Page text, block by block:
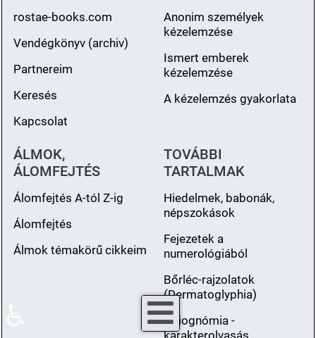
rostae-books.com
Vendégkönyv (archiv)
Partnereim
Keresés
Kapcsolat
Anonim személyek
kézelemzése
Ismert emberek
kézelemzése
A kézelemzés gyakorlata
ÁLMOK,
ÁLOMFEJTÉS
Álomfejtés A-tól Z-ig
Álomfejtés
Álmok témakörű cikkeim
TOVÁBBI
TARTALMAK
Hiedelmek, babonák,
népszokások
Fejezetek a
numerológiából
Bőrléc-rajzolatok
(Dermatoglyphia)
Fiziognómia -